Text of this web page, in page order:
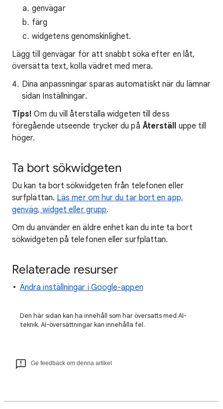
genvägar
färg
widgetens genomskinlighet.
Lägg till genvägar för att snabbt söka efter en låt,
översätta text, kolla vädret med mera.
Dina anpassningar sparas automatiskt när du lämnar
sidan Inställningar.
Tips! Om du vill återställa widgeten till dess
föregående utseende trycker du på Återställ uppe till
höger.
Ta bort sökwidgeten
Du kan ta bort sökwidgeten från telefonen eller
surfplattan. Läs mer om hur du tar bort en app,
genväg, widget eller grupp.
Om du använder en äldre enhet kan du inte ta bort
sökwidgeten på telefonen eller surfplattan.
Relaterade resurser
Ändra inställningar i Google-appen
Den här sidan kan ha innehåll som har översatts med AI-
teknik. AI-översättningar kan innehålla fel.
Ge feedback om denna artikel